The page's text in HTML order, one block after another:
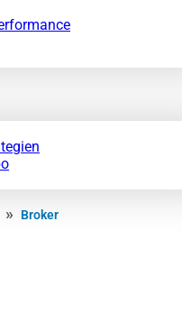
» Broker